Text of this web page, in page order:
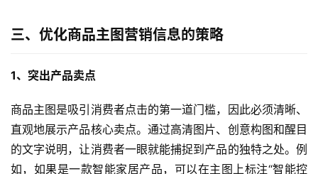
三、优化商品主图营销信息的策略
1、突出产品卖点
商品主图是吸引消费者点击的第一道门槛，因此必须清晰、
直观地展示产品核心卖点。通过高清图片、创意构图和醒目
的文字说明，让消费者一眼就能捕捉到产品的独特之处。例
如，如果是一款智能家居产品，可以在主图上标注“智能控